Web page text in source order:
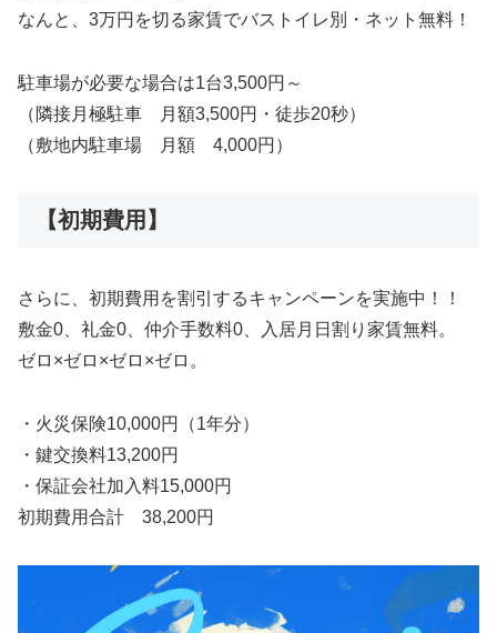
なんと、3万円を切る家賃でバストイレ別・ネット無料！
駐車場が必要な場合は1台3,500円～
（隣接月極駐車 月額3,500円・徒歩20秒）
（敷地内駐車場 月額 4,000円）
【初期費用】
さらに、初期費用を割引するキャンペーンを実施中！！
敷金0、礼金0、仲介手数料0、入居月日割り家賃無料。
ゼロ×ゼロ×ゼロ×ゼロ。
・火災保険10,000円（1年分）
・鍵交換料13,200円
・保証会社加入料15,000円
初期費用合計 38,200円